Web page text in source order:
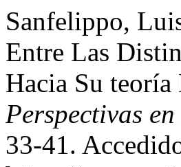
Sanfelippo,
Entre Las
Hacia Su teoría
Perspectivas
33-41.